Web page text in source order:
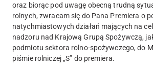
oraz biorąc pod uwagę obecną trudną
rolnych, zwracam się do Pana Premiera o
natychmiastowych działań mających na
nadzoru nad Krajową Grupą Spożywczą,
podmiotu sektora rolno-spożywczego, do
piśmie rolniczej „S” do premiera.